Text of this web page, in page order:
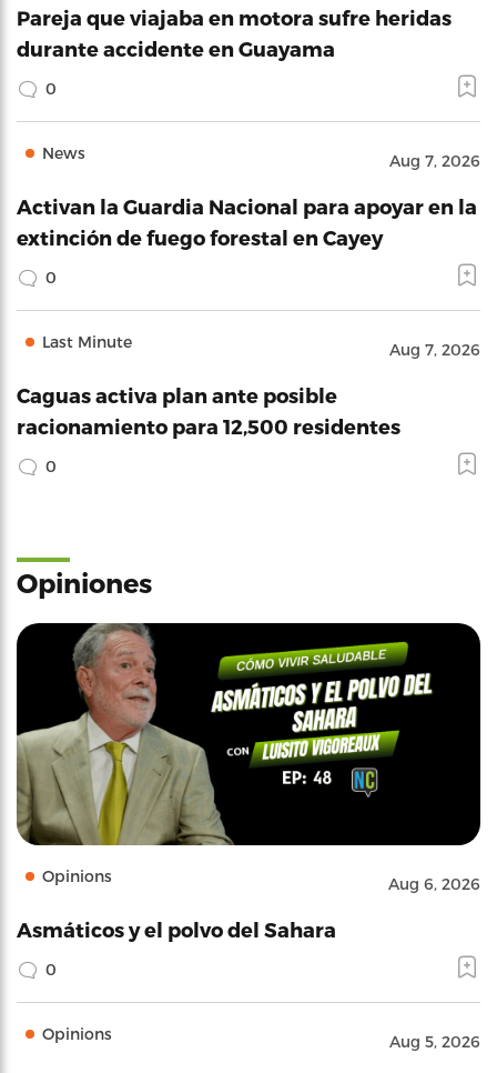
Pareja que viajaba en motora sufre heridas
durante accidente en Guayama
0
News Aug 7, 2026
Activan la Guardia Nacional para apoyar en la
extinción de fuego forestal en Cayey
0
Last Minute Aug 7, 2026
Caguas activa plan ante posible
racionamiento para 12,500 residentes
0
Opiniones
Opinions Aug 6, 2026
Asmáticos y el polvo del Sahara
0
Opinions Aug 5, 2026